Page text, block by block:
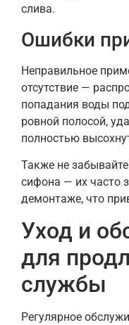
слива.
Ошибки
Неправильное
отсутствие —
попадания воды
ровной полосой,
полностью
Также не
сифона — их часто
демонтаже, что
Уход и
для
службы
Регулярное